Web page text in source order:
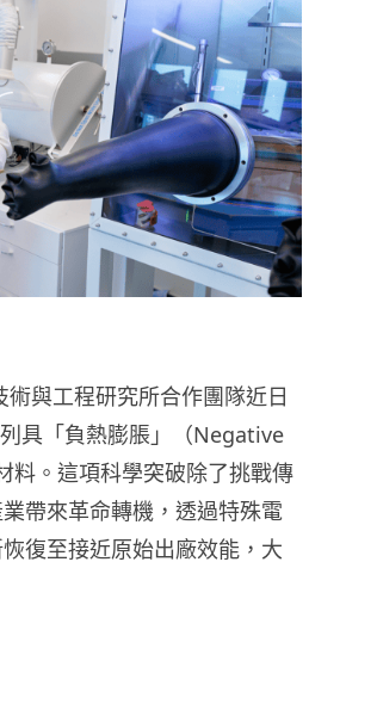
與工程研究所合作團隊近日
具「負熱膨脹」（Negative
。這項科學突破除了挑戰傳
帶來革命轉機，透過特殊電
復至接近原始出廠效能，大